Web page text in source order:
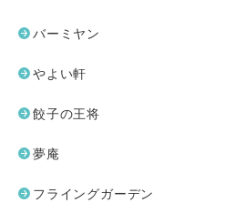
バーミヤン
やよい軒
餃子の王将
夢庵
フライングガーデン